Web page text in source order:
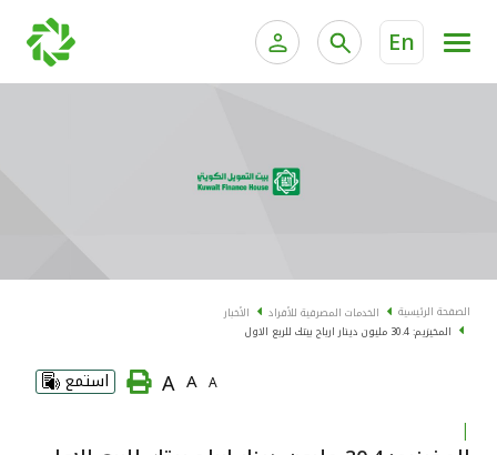
En
الخدمات المصرفية الإلكترونية للشركات
البطاقات
"برامج العملاء"
الصفحة الرئيسية الخدمات المصرفية للأفراد
الأخبار
المخيزيم: 30.4 مليون دينار ارباح بيتك للربع الاول
A
A
A استمع
|